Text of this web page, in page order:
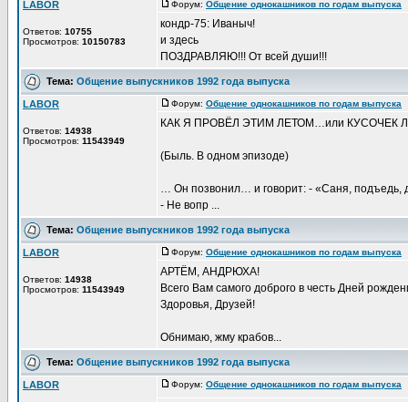
LABOR
Ответов: 10755
Просмотров: 10150783
Форум: Общение однокашников по годам выпуска
кондр-75: Иваныч!
и здесь
ПОЗДРАВЛЯЮ!!! От всей души!!!
Тема: Общение выпускников 1992 года выпуска
LABOR
Ответов: 14938
Просмотров: 11543949
Форум: Общение однокашников по годам выпуска
КАК Я ПРОВЁЛ ЭТИМ ЛЕТОМ…или
(Быль. В одном эпизоде)
… Он позвонил… и говорит: - «Саня, подъедь,
- Не вопр ...
Тема: Общение выпускников 1992 года выпуска
LABOR
Ответов: 14938
Просмотров: 11543949
Форум: Общение однокашников по годам выпуска
АРТЁМ, АНДРЮХА!
Всего Вам самого доброго в честь Дней
Здоровья, Друзей!
Обнимаю, жму крабов...
Тема: Общение выпускников 1992 года выпуска
LABOR Форум: Общение однокашников по годам выпуска